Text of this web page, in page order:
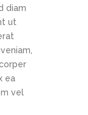
diam
ut
ea
vel